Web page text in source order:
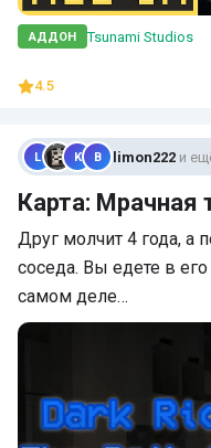
АДДОН Tsunami Studios
4.5
L K В limon222 и
Карта: Мрачная
Друг молчит 4 года, а
соседа. Вы едете в
самом деле…